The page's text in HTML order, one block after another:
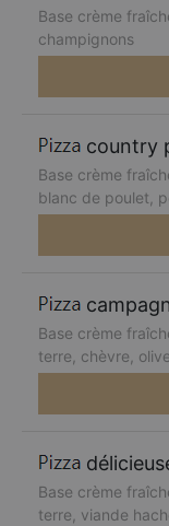
Base crème
champignons
country
Base crème
blanc de poulet,
Base crème
terre, chèvre,
Base crème
terre, viande